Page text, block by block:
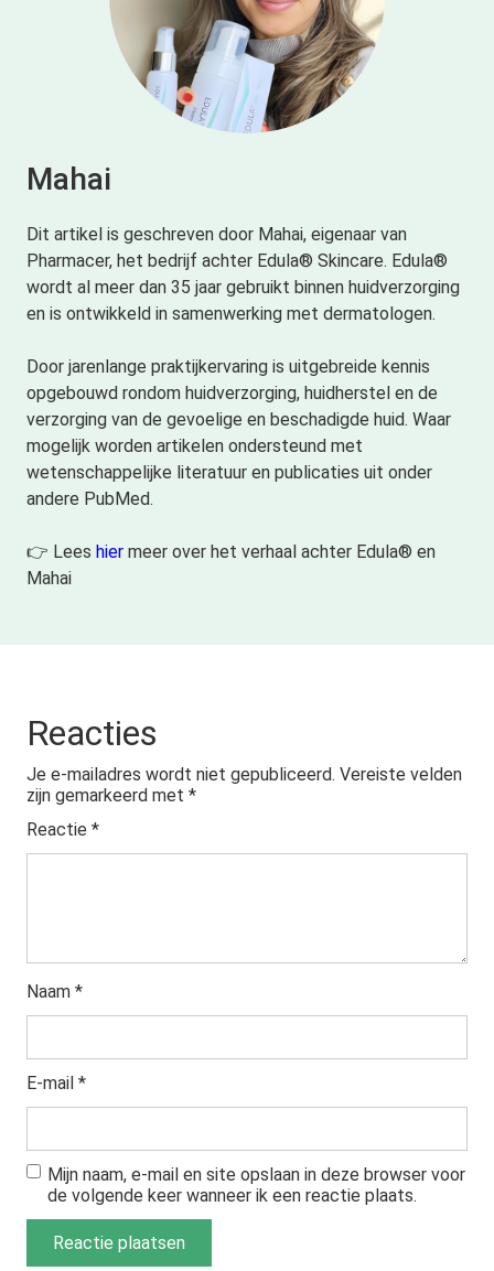
Mahai
Dit artikel is geschreven door Mahai, eigenaar van
Pharmacer, het bedrijf achter Edula® Skincare. Edula®
wordt al meer dan 35 jaar gebruikt binnen huidverzorging
en is ontwikkeld in samenwerking met dermatologen.
Door jarenlange praktijkervaring is uitgebreide kennis
opgebouwd rondom huidverzorging, huidherstel en de
verzorging van de gevoelige en beschadigde huid. Waar
mogelijk worden artikelen ondersteund met
wetenschappelijke literatuur en publicaties uit onder
andere PubMed.
👉 Lees hier meer over het verhaal achter Edula® en
Mahai
Reacties
Je e-mailadres wordt niet gepubliceerd. Vereiste velden
zijn gemarkeerd met *
Reactie *
Naam *
E-mail *
Mijn naam, e-mail en site opslaan in deze browser voor
de volgende keer wanneer ik een reactie plaats.